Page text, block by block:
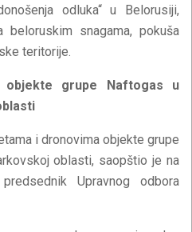
odluka“ u Belorusiji,
snagama, pokuša
teritorije.
objekte grupe Naftogas u
i dronovima objekte grupe
oblasti, saopštio je na
Upravnog odbora